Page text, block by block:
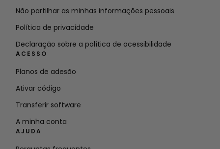
Não partilhar as minhas informações pessoais
Política de privacidade
Declaração sobre a política de acessibilidade
ACESSO
Planos de adesão
Ativar código
Transferir software
A minha conta
AJUDA